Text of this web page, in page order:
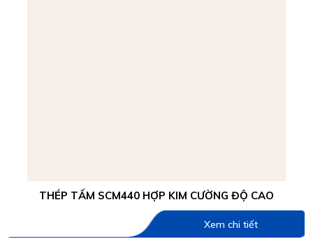
THÉP TẤM SCM440 HỢP KIM CƯỜNG ĐỘ CAO
Xem chi tiết